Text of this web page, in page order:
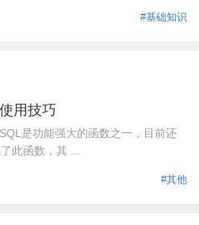
#基础知识
用技巧
是功能强大的函数之一，目前还
此函数，其 ...
#其他